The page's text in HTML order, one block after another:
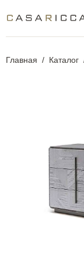
Главная Каталог